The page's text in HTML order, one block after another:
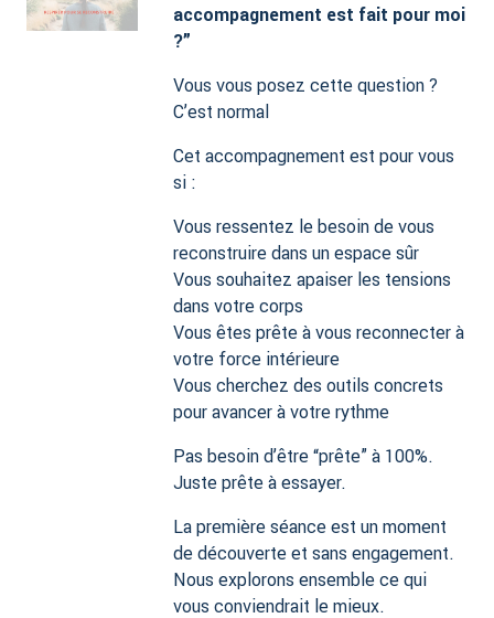
accompagnement est fait pour moi
?”
Vous vous posez cette question ?
C’est normal
Cet accompagnement est pour vous
si :
Vous ressentez le besoin de vous
reconstruire dans un espace sûr
Vous souhaitez apaiser les tensions
dans votre corps
Vous êtes prête à vous reconnecter à
votre force intérieure
Vous cherchez des outils concrets
pour avancer à votre rythme
Pas besoin d’être “prête” à 100%.
Juste prête à essayer.
La première séance est un moment
de découverte et sans engagement.
Nous explorons ensemble ce qui
vous conviendrait le mieux.